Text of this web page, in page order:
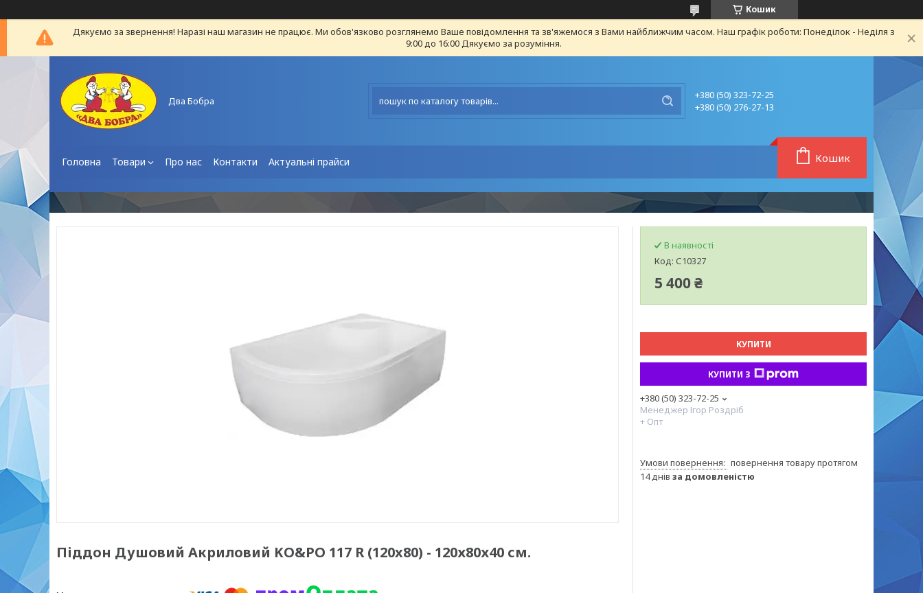
Кошик
Дякуємо за звернення! Наразі наш магазин не працює. Ми обов'язково розглянемо Ваше повідомлення та зв'яжемося з Вами найближчим часом. Наш графік роботи: Понеділок - Неділя з
9:00 до 16:00 Дякуємо за розуміння.
Два Бобра
+380 (50) 323-72-25
+380 (50) 276-27-13
Головна Товари Про нас Контакти Актуальні прайси Кошик
Піддон Душовий Акриловий KO&PO 117 R (120x80) - 120х80х40 см.
В наявності
Код: С10327
5 400 ₴
КУПИТИ
КУПИТИ З
+380 (50) 323-72-25
Менеджер Ігор Роздріб
+ Опт
повернення товару протягом
14 днів за домовленістю